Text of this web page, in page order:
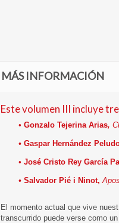
MÁS INFORMACIÓN
Este volumen III incluye
• Gonzalo Tejerina Arias,
• Gaspar Hernández
• José Cristo Rey García
• Salvador Pié i Ninot,
El momento actual que vive
transcurrido puede verse como